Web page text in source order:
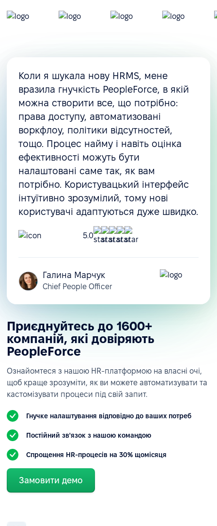
Коли я шукала нову HRMS, мене
вразила гнучкість PeopleForce, в якій
можна створити все, що потрібно:
права доступу, автоматизовані
воркфлоу, політики відсутностей,
тощо. Процес найму і навіть оцінка
ефективності можуть бути
налаштовані саме так, як вам
потрібно. Користувацький інтерфейс
інтуїтивно зрозумілий, тому нові
користувачі адаптуються дуже швидко.
5.0
Галина Марчук
Chief People Officer
Приєднуйтесь до 1600+
компаній, які довіряють
PeopleForce
Ознайомтеся з нашою HR-платформою на власні очі,
щоб краще зрозуміти, як ви можете автоматизувати та
кастомізувати процеси під свій запит.
Гнучке налаштування відповідно до ваших потреб
Постійний зв'язок з нашою командою
Спрощення HR-процесів на 30% щомісяця
Замовити демо